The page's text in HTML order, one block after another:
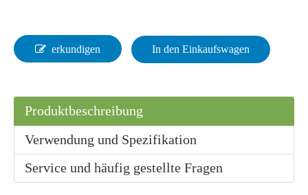
erkundigen In den Einkaufswagen
Produktbeschreibung
Verwendung und Spezifikation
Service und häufig gestellte Fragen